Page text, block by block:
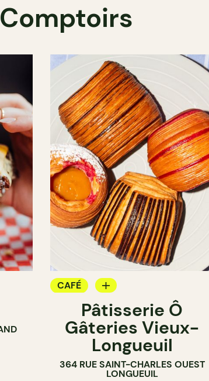
Comptoirs
CAFÉ
PÂTISSERIE
BOULANGERIE
COMPTOIR
Pâtisserie Ô
Gâteries Vieux-
Longueuil
364 RUE SAINT-CHARLES OUEST
LONGUEUIL